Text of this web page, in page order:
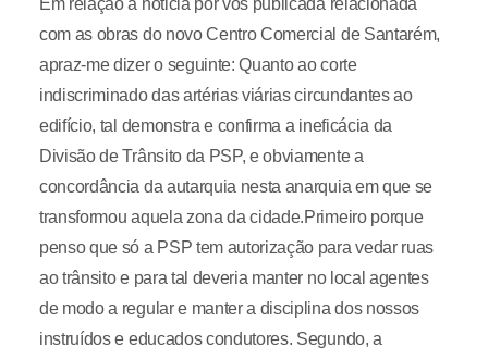
Em relação à noticia por vós publicada relacionada
com as obras do novo Centro Comercial de Santarém,
apraz-me dizer o seguinte: Quanto ao corte
indiscriminado das artérias viárias circundantes ao
edifício, tal demonstra e confirma a ineficácia da
Divisão de Trânsito da PSP, e obviamente a
concordância da autarquia nesta anarquia em que se
transformou aquela zona da cidade.Primeiro porque
penso que só a PSP tem autorização para vedar ruas
ao trânsito e para tal deveria manter no local agentes
de modo a regular e manter a disciplina dos nossos
instruídos e educados condutores. Segundo, a